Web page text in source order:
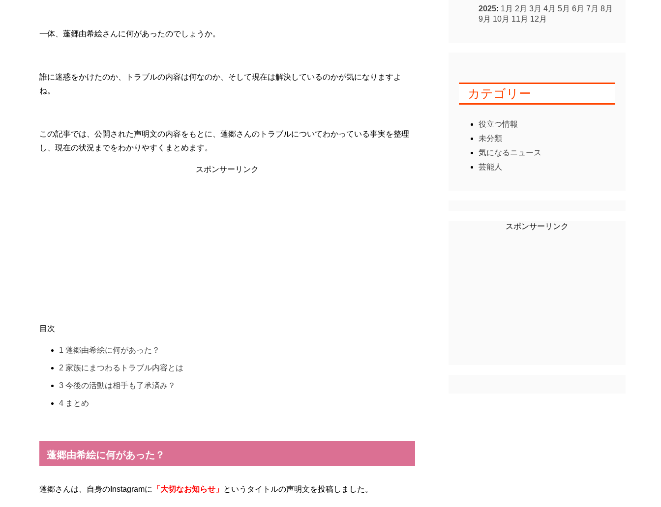
一体、蓬郷由希絵さんに何があったのでしょうか。
誰に迷惑をかけたのか、トラブルの内容は何なのか、そして現在は解決しているのかが気になりますよ
ね。
この記事では、公開された声明文の内容をもとに、蓬郷さんのトラブルについてわかっている事実を整理
し、現在の状況までをわかりやすくまとめます。
スポンサーリンク
目次
1 蓬郷由希絵に何があった？
2 家族にまつわるトラブル内容とは
3 今後の活動は相手も了承済み？
4 まとめ
蓬郷由希絵に何があった？
蓬郷さんは、自身のInstagramに 「大切なお知らせ」 というタイトルの声明文を投稿しました。
2025: 1月 2月 3月 4月 5月 6月 7月 8月
9月 10月 11月 12月
カテゴリー
役立つ情報
未分類
気になるニュース
芸能人
スポンサーリンク